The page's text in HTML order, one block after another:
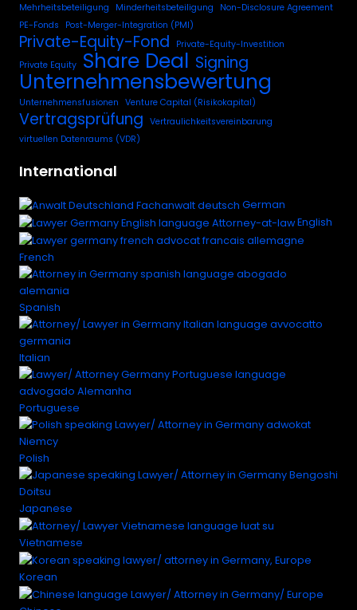
Mehrheitsbeteiligung
Minderheitsbeteiligung
Non-Disclosure Agreement
PE-Fonds
Post-Merger-Integration (PMI)
Private-Equity-Fond
Private-Equity-Investition
Private Equity Share Deal Signing
Unternehmensbewertung
Unternehmensfusionen Venture Capital (Risikokapital)
Vertragsprüfung Vertraulichkeitsvereinbarung
virtuellen Datenraums (VDR)
International
German
English
French
Spanish
Italian
Portuguese
Polish
Japanese
Vietnamese
Korean